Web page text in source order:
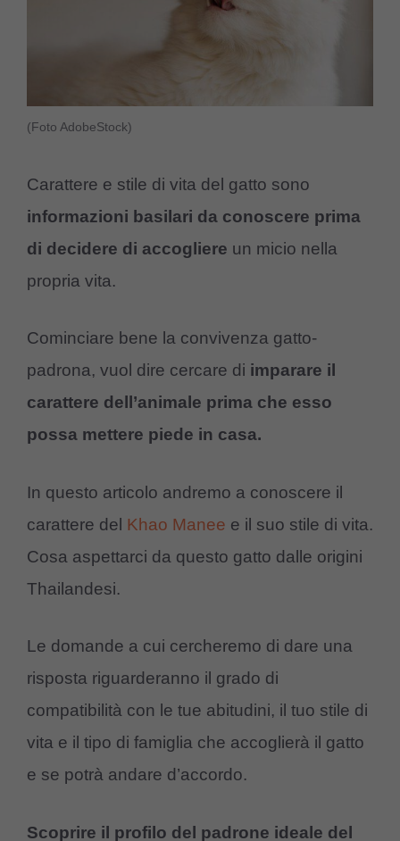
(Foto AdobeStock)
Carattere e stile di vita del gatto sono
informazioni basilari da conoscere prima
di decidere di accogliere un micio nella
propria vita.
Cominciare bene la convivenza gatto-
padrona, vuol dire cercare di imparare il
carattere dell’animale prima che esso
possa mettere piede in casa.
In questo articolo andremo a conoscere il
carattere del Khao Manee e il suo stile di vita.
Cosa aspettarci da questo gatto dalle origini
Thailandesi.
Le domande a cui cercheremo di dare una
risposta riguarderanno il grado di
compatibilità con le tue abitudini, il tuo stile di
vita e il tipo di famiglia che accoglierà il gatto
e se potrà andare d’accordo.
Scoprire il profilo del padrone ideale del